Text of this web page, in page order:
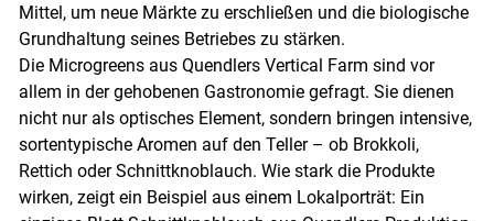
Mittel, um neue Märkte zu erschließen und die biologische
Grundhaltung seines Betriebes zu stärken.
Die Microgreens aus Quendlers Vertical Farm sind vor
allem in der gehobenen Gastronomie gefragt. Sie dienen
nicht nur als optisches Element, sondern bringen intensive,
sortentypische Aromen auf den Teller – ob Brokkoli,
Rettich oder Schnittknoblauch. Wie stark die Produkte
wirken, zeigt ein Beispiel aus einem Lokalporträt: Ein